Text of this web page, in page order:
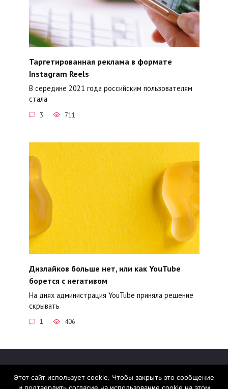
Таргетированная реклама в формате
Instagram Reels
В середине 2021 года российским пользователям
стала
3 711
Дизлайков больше нет, или как YouTube
борется с негативом
На днях администрация YouTube приняла решение
скрывать
1 406
Этот сайт использует cookie. Чтобы закрыть это сообщение